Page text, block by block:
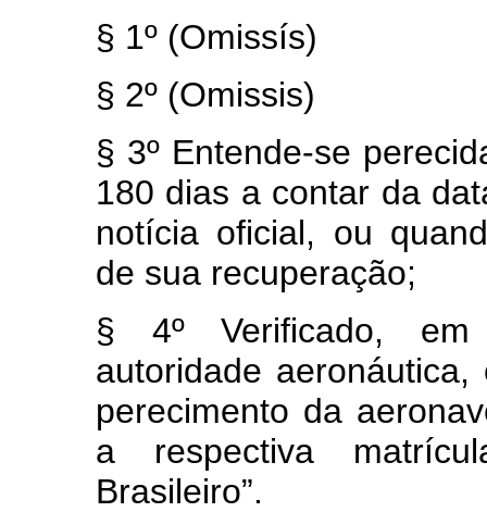
§ 1º (Omissís)
§ 2º (Omissis)
§ 3º Entende-se
180 dias a contar da
notícia oficial, ou
de sua recuperação;
§ 4º Verificado, em
autoridade
perecimento da
a respectiva
Brasileiro”.